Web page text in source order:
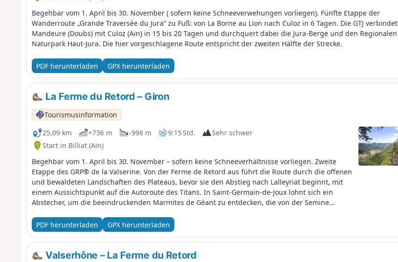
Begehbar vom 1. April bis 30. November ( sofern keine Schneeverwehungen vorliegen). Fünfte Etappe der
Wanderroute „Grande Traversée du Jura“ zu Fuß: von La Borne au Lion nach Culoz in 6 Tagen. Die GTJ verbindet
Mandeure (Doubs) mit Culoz (Ain) in 15 bis 20 Tagen und durchquert dabei die Jura-Berge und den Regionalen
Naturpark Haut-Jura. Die hier vorgeschlagene Route entspricht der zweiten Hälfte der Strecke.
PDF herunterladen GPX herunterladen
La Ferme du Retord – Giron
Tourismusinformation
25,09 km
+736 m -998 m 9:15 Std.
Sehr schwer
Start in Billiat (Ain)
Begehbar vom 1. April bis 30. November – sofern keine Schneeverhältnisse vorliegen. Zweite
Etappe des GRP® de la Valserine. Von der Ferme de Retord aus führt die Route durch die offenen
und bewaldeten Landschaften des Plateaus, bevor sie den Abstieg nach Lalleyriat beginnt, mit
einem Aussichtspunkt auf die Autoroute des Titans. In Saint-Germain-de-Joux lohnt sich ein
Abstecher, um die beeindruckenden Marmites de Géant zu entdecken, die von der Semine
PDF herunterladen
GPX herunterladen
Valserhône – La Ferme du Retord